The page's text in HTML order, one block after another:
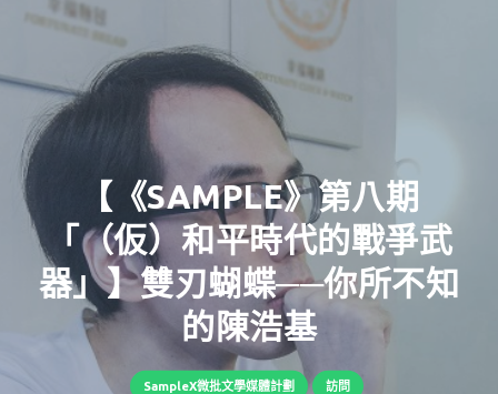
【《SAMPLE》第八期
「（仮）和平時代的戰爭武
器」】雙刃蝴蝶──你所不知
的陳浩基
SampleX微批文學媒體計劃 訪問